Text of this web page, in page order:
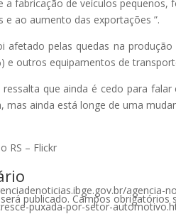
fabricação de veículos pequenos,
e ao aumento das exportações ”.
afetado pelas quedas na
e outros equipamentos de
que ainda é cedo para
mas ainda está longe de uma
RS – Flickr
agencia-
puxada-por-setor-
publicado. Campos